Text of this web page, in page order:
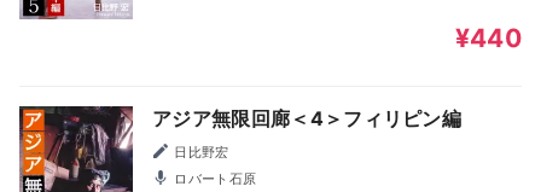
¥440
アジア無限回廊＜4＞フィリピン編
日比野宏
ロバート石原